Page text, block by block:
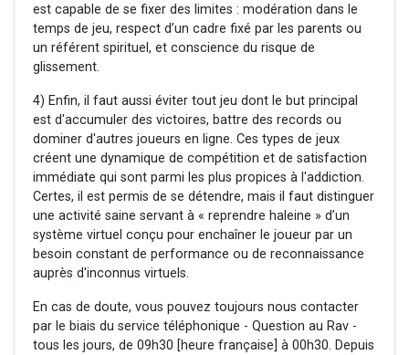
est capable de se fixer des limites : modération dans le
temps de jeu, respect d’un cadre fixé par les parents ou
un référent spirituel, et conscience du risque de
glissement.
4) Enfin, il faut aussi éviter tout jeu dont le but principal
est d'accumuler des victoires, battre des records ou
dominer d'autres joueurs en ligne. Ces types de jeux
créent une dynamique de compétition et de satisfaction
immédiate qui sont parmi les plus propices à l'addiction.
Certes, il est permis de se détendre, mais il faut distinguer
une activité saine servant à « reprendre haleine » d’un
système virtuel conçu pour enchaîner le joueur par un
besoin constant de performance ou de reconnaissance
auprès d'inconnus virtuels.
En cas de doute, vous pouvez toujours nous contacter
par le biais du service téléphonique - Question au Rav -
tous les jours, de 09h30 [heure française] à 00h30. Depuis